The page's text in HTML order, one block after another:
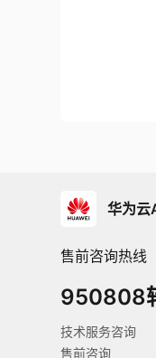
华为
售前咨询热线
950808
技术服务咨询
售前咨询